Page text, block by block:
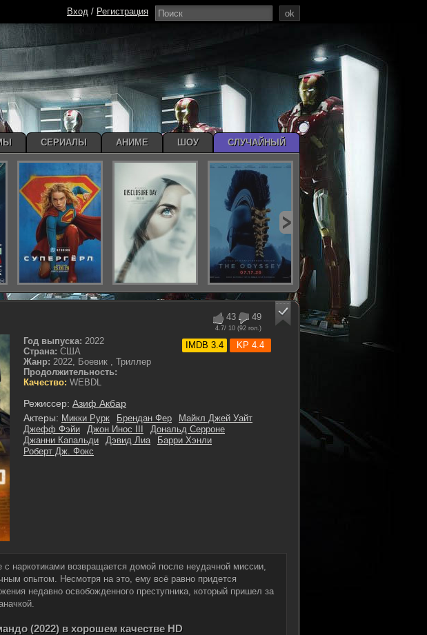
43 49
4.7/ 10 (92 гол.)
IMDB 3.4 KP 4.4
Год выпуска: 2022
Страна: США
Жанр: 2022, Боевик , Триллер
Продолжительность:
Качество: WEBDL
Режиссер: Азиф Акбар
Актеры: Микки Рурк Брендан Фер
Майкл Джей Уайт
Джефф Фэйи
Джон Инос III
Дональд Серроне
Джанни Капальди
Дэвид Лиа
Барри Хэнли
Роберт Дж. Фокс
с наркотиками возвращается домой после неудачной миссии,
опытом. Несмотря на это, ему всё равно придется
недавно освобожденного преступника, который пришел за
(2022) в хорошем качестве HD
ok
Вход / Регистрация
СЕРИАЛЫ АНИМЕ ШОУ СЛУЧАЙНЫЙ